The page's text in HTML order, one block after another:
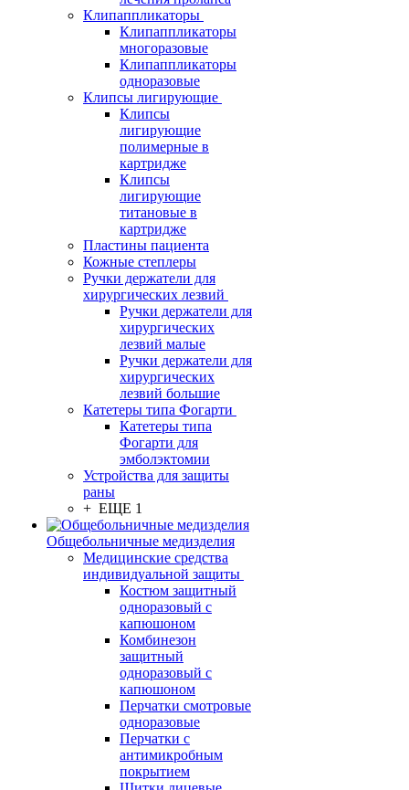
Клипаппликаторы
Клипаппликаторы
многоразовые
Клипаппликаторы
одноразовые
Клипсы лигирующие
Клипсы
лигирующие
полимерные в
картридже
Клипсы
лигирующие
титановые в
картридже
Пластины пациента
Кожные степлеры
Ручки держатели для
хирургических лезвий
Ручки держатели для
хирургических
лезвий малые
Ручки держатели для
хирургических
лезвий большие
Катетеры типа Фогарти
Катетеры типа
Фогарти для
эмболэктомии
Устройства для защиты
раны
+ ЕЩЕ 1
Общебольничные медизделия
Медицинские средства
индивидуальной защиты
Костюм защитный
одноразовый с
капюшоном
Комбинезон
защитный
одноразовый с
капюшоном
Перчатки смотровые
одноразовые
Перчатки с
антимикробным
покрытием